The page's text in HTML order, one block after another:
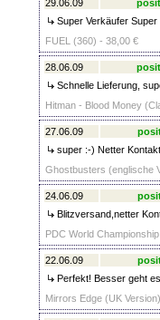
29.06.09
Super Verkäufer
FUEL (360) - 38,00 €
28.06.09
Schnelle Lieferung,
Hitman - Blood Money
27.06.09
super :-) Netter
Ghostbusters (englische
24.06.09
Blitzversand,netter
PDC World
22.06.09
Perfekt! Besser geht
Mirrors Edge (UK